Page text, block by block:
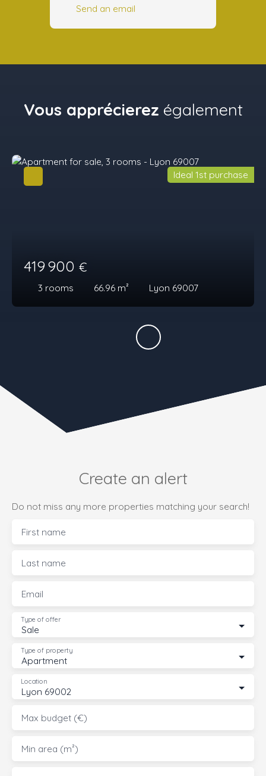
Send an email
Vous apprécierez également
419 900 €
3 rooms 66.96 m² Lyon 69007
Ideal 1st purchase
Create an alert
Do not miss any more properties matching your search!
First name
Last name
Email
Sale
Type of offer
Apartment
Type of property
Lyon 69002
Location
Max budget (€)
Min area (m²)